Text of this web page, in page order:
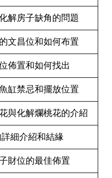
解房子缺角的問題
文昌位和如何布置
佈置和如何找出
缸禁忌和擺放位置
與化解爛桃花的介紹
細介紹和結緣
財位的最佳佈置